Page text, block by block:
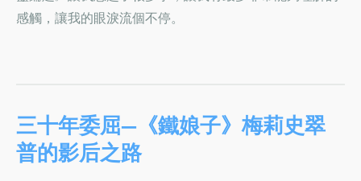
感觸，讓我的眼淚流個不停。
三十年委屈—《鐵娘子》梅莉史翠
普的影后之路